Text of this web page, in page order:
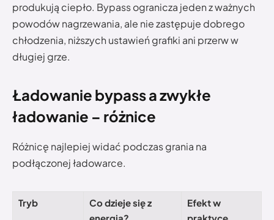
produkują ciepło. Bypass ogranicza jeden z ważnych
powodów nagrzewania, ale nie zastępuje dobrego
chłodzenia, niższych ustawień grafiki ani przerw w
długiej grze.
Ładowanie bypass a zwykłe
ładowanie – różnice
Różnicę najlepiej widać podczas grania na
podłączonej ładowarce.
Tryb
Co dzieje się z
Efekt w